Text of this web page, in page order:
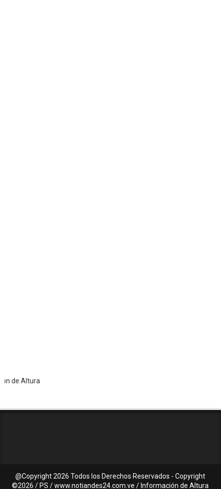
@Copyright2026 Todos los Derechos Reservados - Copyright
©2026 / PS / www.notiandes24.com.ve / Información de Altura